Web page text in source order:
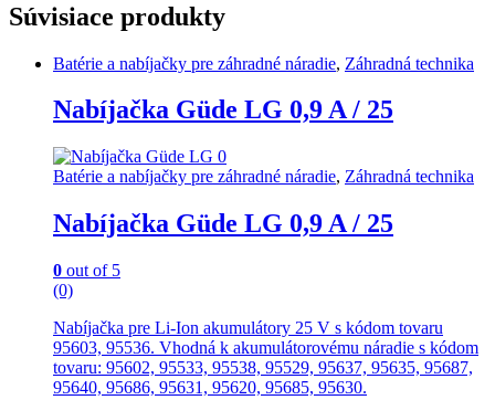
Súvisiace produkty
Batérie a nabíjačky pre záhradné náradie, Záhradná technika
Nabíjačka Güde LG 0,9 A / 25
Batérie a nabíjačky pre záhradné náradie, Záhradná technika
Nabíjačka Güde LG 0,9 A / 25
0 out of 5
(0)
Nabíjačka pre Li-Ion akumulátory 25 V s kódom tovaru
95603, 95536. Vhodná k akumulátorovému náradie s kódom
tovaru: 95602, 95533, 95538, 95529, 95637, 95635, 95687,
95640, 95686, 95631, 95620, 95685, 95630.